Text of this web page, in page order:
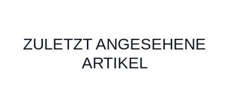
ZULETZT ANGESEHENE
ARTIKEL